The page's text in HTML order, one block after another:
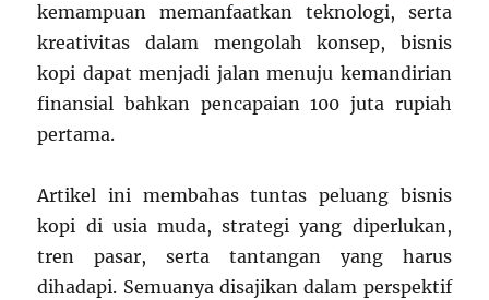
kemampuan memanfaatkan teknologi, serta
kreativitas dalam mengolah konsep, bisnis
kopi dapat menjadi jalan menuju kemandirian
finansial bahkan pencapaian 100 juta rupiah
pertama.
Artikel ini membahas tuntas peluang bisnis
kopi di usia muda, strategi yang diperlukan,
tren pasar, serta tantangan yang harus
dihadapi. Semuanya disajikan dalam perspektif